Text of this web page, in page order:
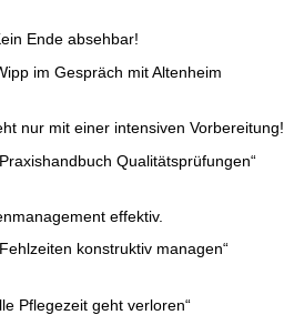
Ende absehbar!
im Gespräch mit Altenheim
nur mit einer intensiven Vorbereitung!
Qualitätsprüfungen“
effektiv.
konstruktiv managen“
Pflegezeit geht verloren“